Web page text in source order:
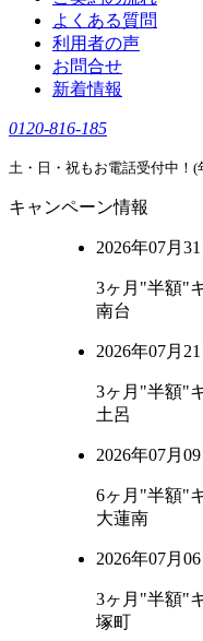
よくある質問
利用者の声
お問合せ
新着情報
0120-816-185
土・日・祝もお電話受付中！(
キャンペーン情報
2026年07月31
3ヶ月"半額"
南台
2026年07月21
3ヶ月"半額"
土呂
2026年07月09
6ヶ月"半額"
大蓮南
2026年07月06
3ヶ月"半額"
塚町